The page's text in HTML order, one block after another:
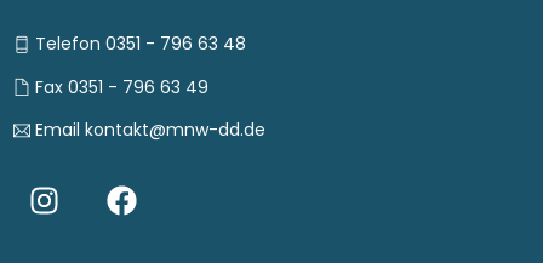
Telefon 0351 - 796 63 48
Fax 0351 - 796 63 49
Email kontakt@mnw-dd.de